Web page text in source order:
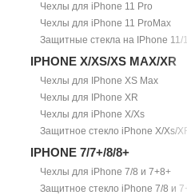
Чехлы для iPhone 11 Pro
Чехлы для iPhone 11 ProMax
Защитные стекла на IPhone 11/
IPHONE X/XS/XS MAX/XR
Чехлы для IPhone XS Max
Чехлы для IPhone XR
Чехлы для iPhone X/Xs
Защитное стекло iPhone X/Xs/
IPHONE 7/7+/8/8+
Чехлы для iPhone 7/8 и 7+8+
Защитное стекло iPhone 7/8 и